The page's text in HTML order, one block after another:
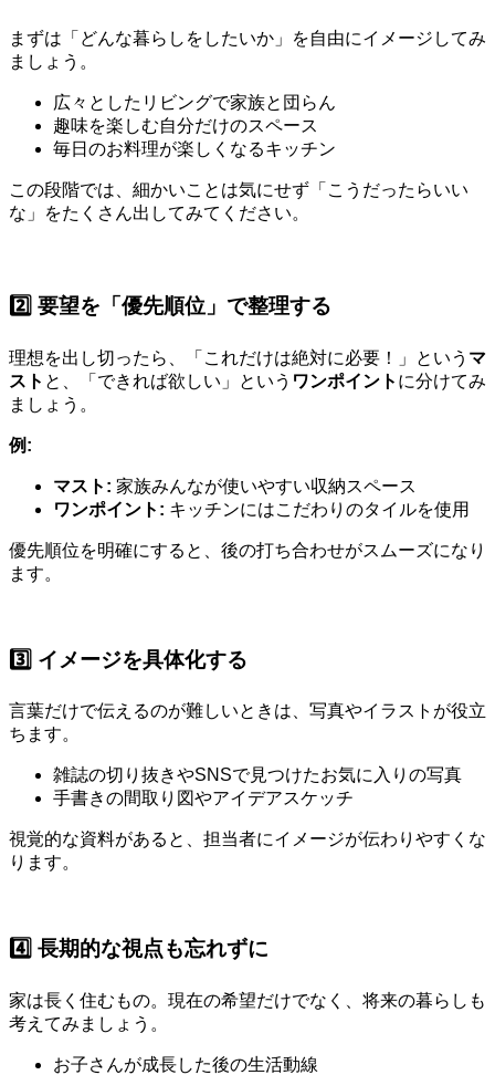
まずは「どんな暮らしをしたいか」を自由にイメージしてみ
ましょう。
広々としたリビングで家族と団らん
趣味を楽しむ自分だけのスペース
毎日のお料理が楽しくなるキッチン
この段階では、細かいことは気にせず「こうだったらいい
な」をたくさん出してみてください。
2️⃣ 要望を「優先順位」で整理する
理想を出し切ったら、「これだけは絶対に必要！」という マ
スト と、「できれば欲しい」という ワンポイント に分けてみ
ましょう。
例:
マスト: 家族みんなが使いやすい収納スペース
ワンポイント: キッチンにはこだわりのタイルを使用
優先順位を明確にすると、後の打ち合わせがスムーズになり
ます。
3️⃣ イメージを具体化する
言葉だけで伝えるのが難しいときは、写真やイラストが役立
ちます。
雑誌の切り抜きやSNSで見つけたお気に入りの写真
手書きの間取り図やアイデアスケッチ
視覚的な資料があると、担当者にイメージが伝わりやすくな
ります。
4️⃣ 長期的な視点も忘れずに
家は長く住むもの。現在の希望だけでなく、将来の暮らしも
考えてみましょう。
お子さんが成長した後の生活動線